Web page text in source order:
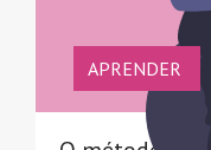
APRENDER